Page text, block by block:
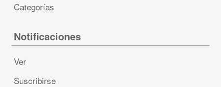
Categorías
Notificaciones
Ver
Suscribirse